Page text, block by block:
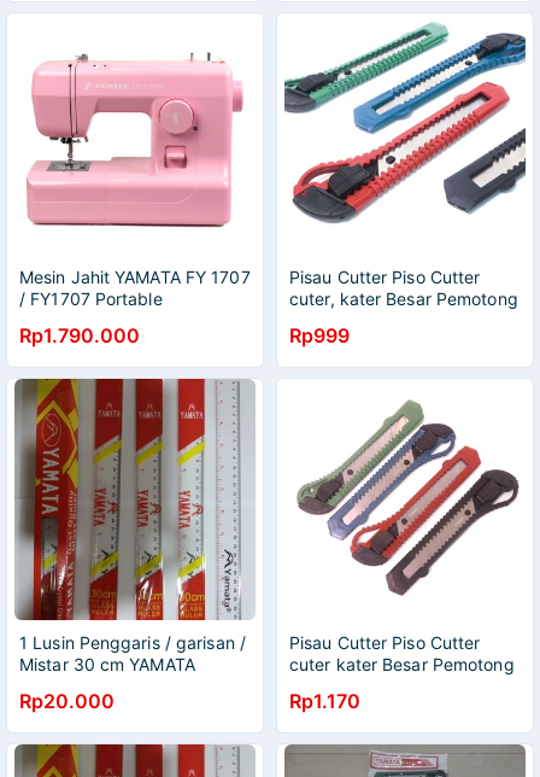
Mesin Jahit YAMATA FY 1707
/ FY1707 Portable
Rp1.790.000
Pisau Cutter Piso Cutter
cuter, kater Besar Pemotong
Rp999
1 Lusin Penggaris / garisan /
Mistar 30 cm YAMATA
Rp20.000
Pisau Cutter Piso Cutter
cuter kater Besar Pemotong
Rp1.170